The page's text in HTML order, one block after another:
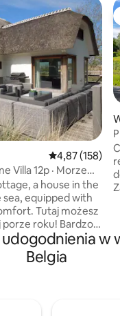
Średnia
4,87 (158)
Villa 12p · Morze
a house in the
equipped with
Tutaj możesz
roku! Bardzo
tylko pojawi się
się życiem na
w
Belgia